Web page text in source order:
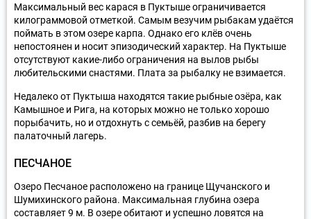
Максимальный вес карася в Пуктыше ограничивается
килограммовой отметкой. Самым везучим рыбакам удаётся
поймать в этом озере карпа. Однако его клёв очень
непостоянен и носит эпизодический характер. На Пуктыше
отсутствуют какие-либо ограничения на вылов рыбы
любительскими снастями. Плата за рыбалку не взимается.
Недалеко от Пуктыша находятся такие рыбные озёра, как
Камышное и Рига, на которых можно не только хорошо
порыбачить, но и отдохнуть с семьёй, разбив на берегу
палаточный лагерь.
ПЕСЧАНОЕ
Озеро Песчаное расположено на границе Щучанского и
Шумихинского района. Максимальная глубина озера
составляет 9 м. В озере обитают и успешно ловятся на